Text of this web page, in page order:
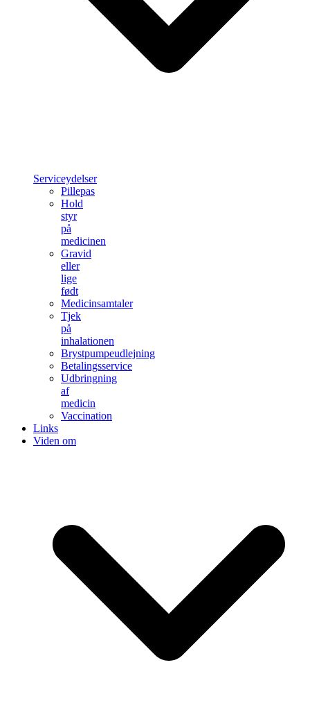
Serviceydelser
Pillepas
Hold
styr
på
medicinen
Gravid
eller
lige
født
Medicinsamtaler
Tjek
på
inhalationen
Brystpumpeudlejning
Betalingsservice
Udbringning
af
medicin
Vaccination
Links
Viden om